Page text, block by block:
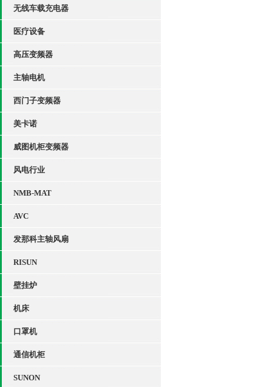
无线车载充电器
医疗设备
高压变频器
主轴电机
西门子变频器
美卡诺
威图机柜变频器
风电行业
NMB-MAT
AVC
发那科主轴风扇
RISUN
壁挂炉
机床
口罩机
通信机柜
SUNON